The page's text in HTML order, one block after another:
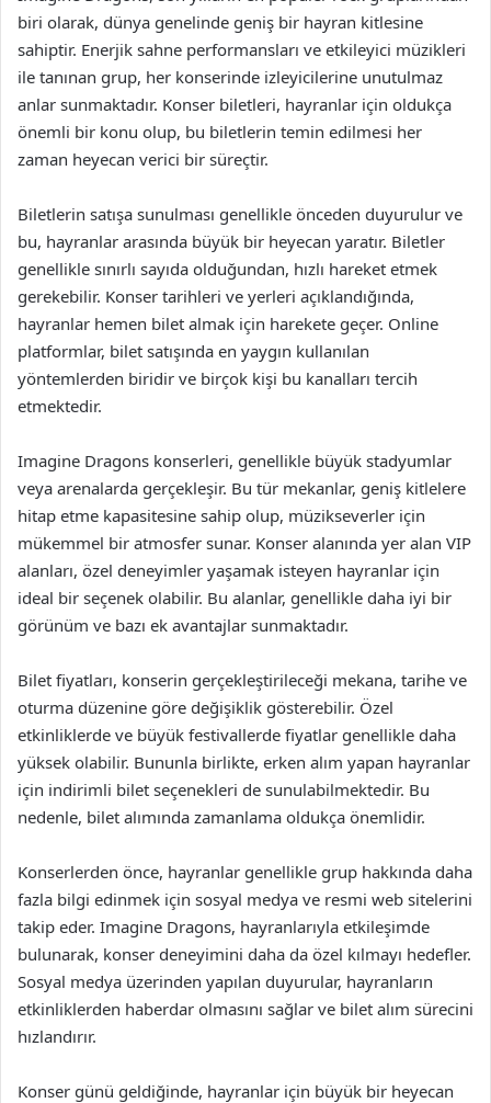
biri olarak, dünya genelinde geniş bir hayran kitlesine
sahiptir. Enerjik sahne performansları ve etkileyici müzikleri
ile tanınan grup, her konserinde izleyicilerine unutulmaz
anlar sunmaktadır. Konser biletleri, hayranlar için oldukça
önemli bir konu olup, bu biletlerin temin edilmesi her
zaman heyecan verici bir süreçtir.
Biletlerin satışa sunulması genellikle önceden duyurulur ve
bu, hayranlar arasında büyük bir heyecan yaratır. Biletler
genellikle sınırlı sayıda olduğundan, hızlı hareket etmek
gerekebilir. Konser tarihleri ve yerleri açıklandığında,
hayranlar hemen bilet almak için harekete geçer. Online
platformlar, bilet satışında en yaygın kullanılan
yöntemlerden biridir ve birçok kişi bu kanalları tercih
etmektedir.
Imagine Dragons konserleri, genellikle büyük stadyumlar
veya arenalarda gerçekleşir. Bu tür mekanlar, geniş kitlelere
hitap etme kapasitesine sahip olup, müzikseverler için
mükemmel bir atmosfer sunar. Konser alanında yer alan VIP
alanları, özel deneyimler yaşamak isteyen hayranlar için
ideal bir seçenek olabilir. Bu alanlar, genellikle daha iyi bir
görünüm ve bazı ek avantajlar sunmaktadır.
Bilet fiyatları, konserin gerçekleştirileceği mekana, tarihe ve
oturma düzenine göre değişiklik gösterebilir. Özel
etkinliklerde ve büyük festivallerde fiyatlar genellikle daha
yüksek olabilir. Bununla birlikte, erken alım yapan hayranlar
için indirimli bilet seçenekleri de sunulabilmektedir. Bu
nedenle, bilet alımında zamanlama oldukça önemlidir.
Konserlerden önce, hayranlar genellikle grup hakkında daha
fazla bilgi edinmek için sosyal medya ve resmi web sitelerini
takip eder. Imagine Dragons, hayranlarıyla etkileşimde
bulunarak, konser deneyimini daha da özel kılmayı hedefler.
Sosyal medya üzerinden yapılan duyurular, hayranların
etkinliklerden haberdar olmasını sağlar ve bilet alım sürecini
hızlandırır.
Konser günü geldiğinde, hayranlar için büyük bir heyecan